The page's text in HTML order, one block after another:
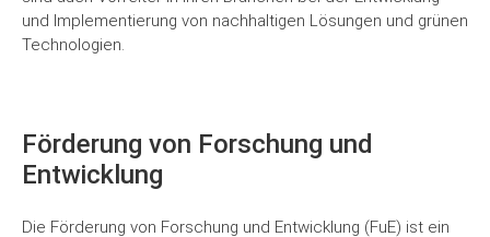
und Implementierung von nachhaltigen Lösungen und grünen
Technologien.
Förderung von Forschung und
Entwicklung
Die Förderung von Forschung und Entwicklung (FuE) ist ein